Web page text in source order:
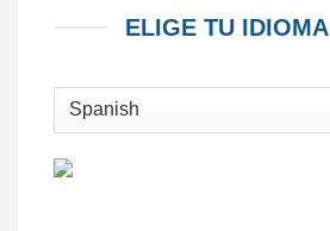
ELIGE TU IDIOMA